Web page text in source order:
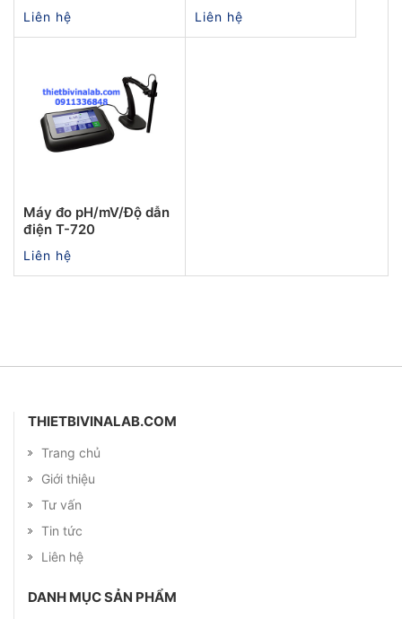
Liên hệ Liên hệ
Máy đo pH/mV/Độ dẫn
điện T-720
Liên hệ
THIETBIVINALAB.COM
Trang chủ
Giới thiệu
Tư vấn
Tin tức
Liên hệ
DANH MỤC SẢN PHẨM